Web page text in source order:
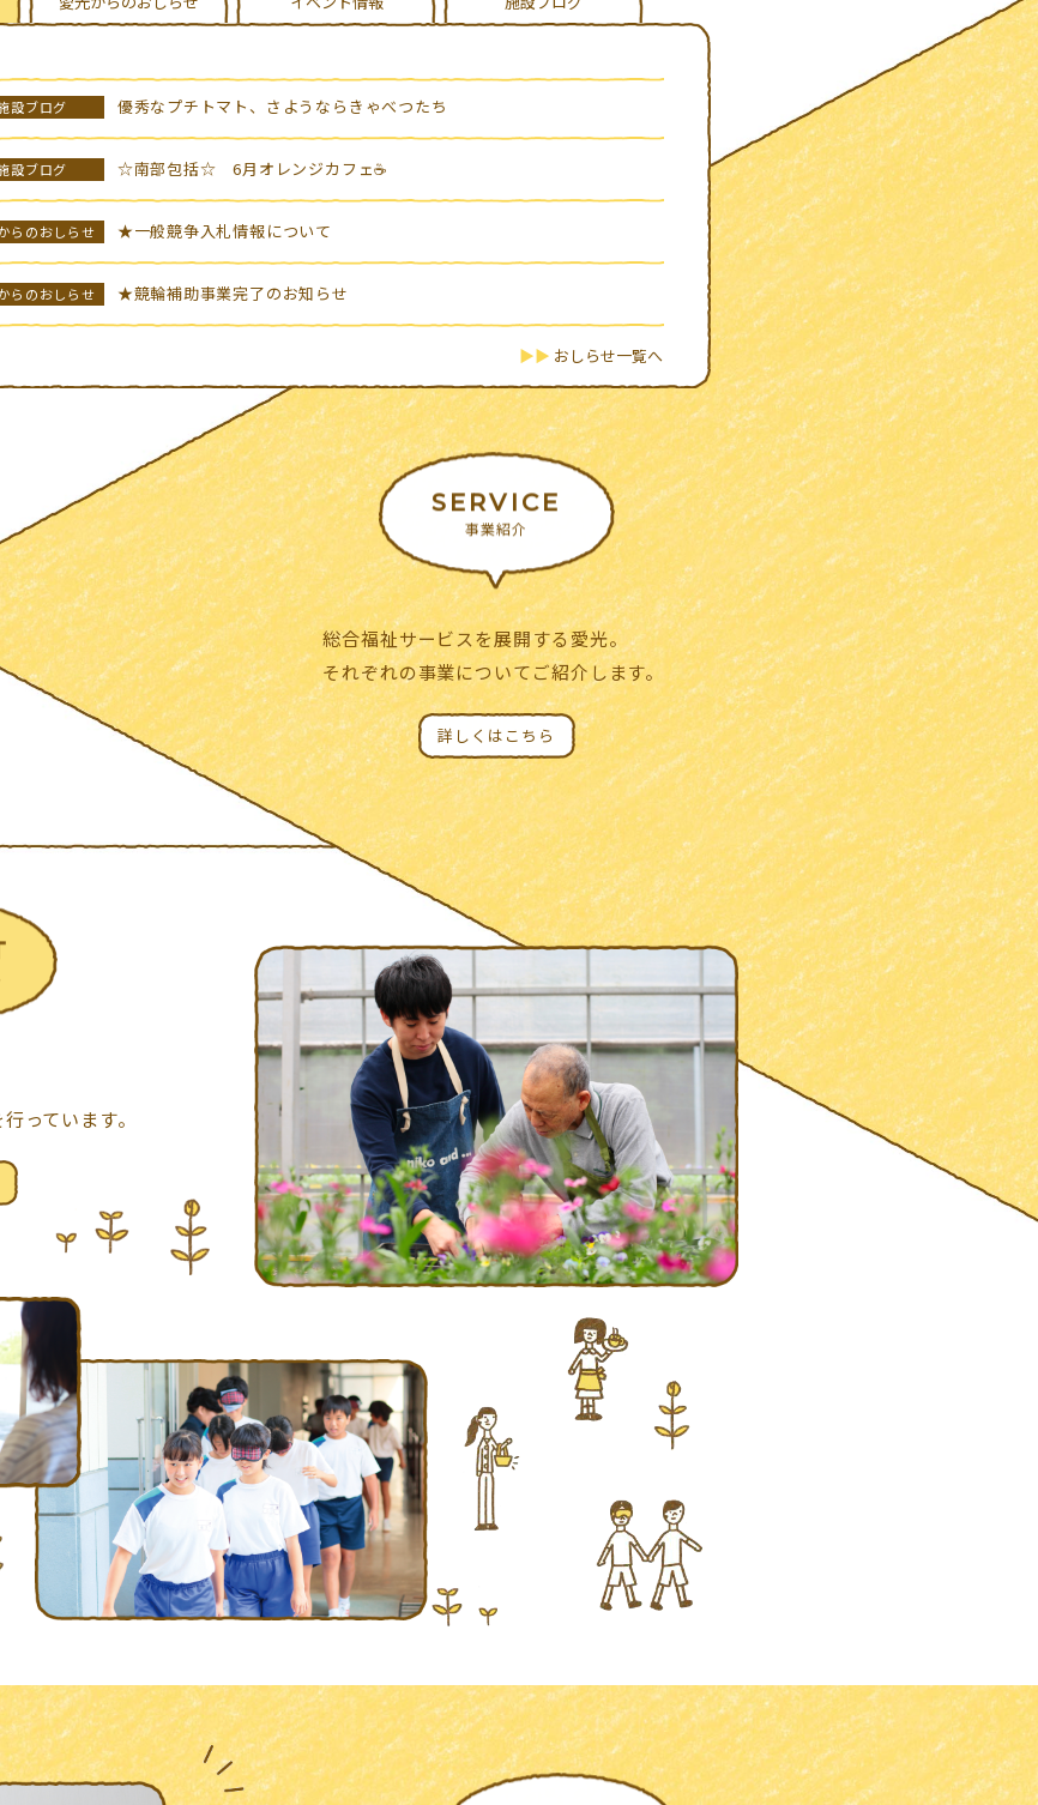
設ブログ 優秀なプチトマト、さようならきゃべつたち
設ブログ ☆南部包括☆ 6月オレンジカフェ☕
らのおしらせ ★一般競争入札情報について
らのおしらせ ★競輪補助事業完了のお知らせ
▶︎▶︎ おしらせ一覧へ
SERVICE
事業紹介
総合福祉サービスを展開する愛光。
それぞれの事業についてご紹介します。
詳しくはこちら
行っています。